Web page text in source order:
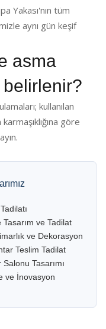
Yakası'nın tüm
aynı gün keşif
asma
belirlenir?
kullanılan
göre
Tasarım ve Tadilat
ve Dekorasyon
Teslim Tadilat
Salonu Tasarımı
ve İnovasyon